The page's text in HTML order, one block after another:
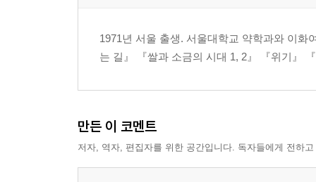
1971년 서울 출생. 서울대학교 약학과와 이
는 길』 『쌀과 소금의 시대 1, 2』 『위기』
만든 이 코멘트
저자, 역자, 편집자를 위한 공간입니다. 독자들에게 전하